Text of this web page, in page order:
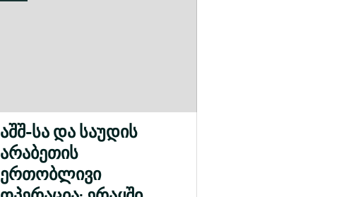
აშშ-სა და საუდის
არაბეთის
ერთობლივი